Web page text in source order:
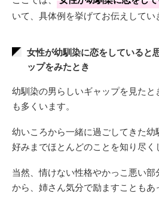
いて、具体例を挙げてお伝えしてい
女性が幼馴染に恋をしていると
ップをみたとき
幼馴染の男らしいギャップを見た
も多くいます。
幼いころから一緒に過ごしてきた
好みまでほとんどのことを知り尽く
当然、情けない性格やかっこ悪い部
から、姉さん気分で励ますこともあ